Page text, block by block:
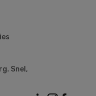
Snel,